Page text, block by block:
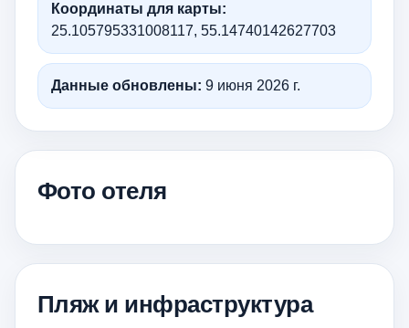
Координаты для карты:
25.105795331008117, 55.14740142627703
Данные обновлены: 9 июня 2026 г.
Фото отеля
Пляж и инфраструктура